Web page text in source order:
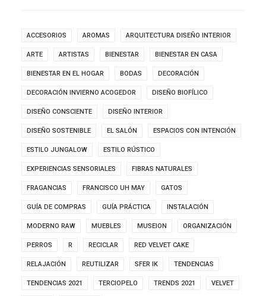
ACCESORIOS AROMAS ARQUITECTURA DISEÑO INTERIOR
ARTE ARTISTAS BIENESTAR BIENESTAR EN CASA
BIENESTAR EN EL HOGAR BODAS DECORACIÓN
DECORACIÓN INVIERNO ACOGEDOR DISEÑO BIOFÍLICO
DISEÑO CONSCIENTE DISEÑO INTERIOR
DISEÑO SOSTENIBLE EL SALÓN ESPACIOS CON INTENCIÓN
ESTILO JUNGALOW ESTILO RÚSTICO
EXPERIENCIAS SENSORIALES FIBRAS NATURALES
FRAGANCIAS FRANCISCO UH MAY GATOS
GUÍA DE COMPRAS GUÍA PRÁCTICA INSTALACIÓN
MODERNO RAW MUEBLES MUSEION ORGANIZACIÓN
PERROS R RECICLAR RED VELVET CAKE
RELAJACIÓN REUTILIZAR SFER IK TENDENCIAS
TENDENCIAS 2021 TERCIOPELO TRENDS 2021 VELVET